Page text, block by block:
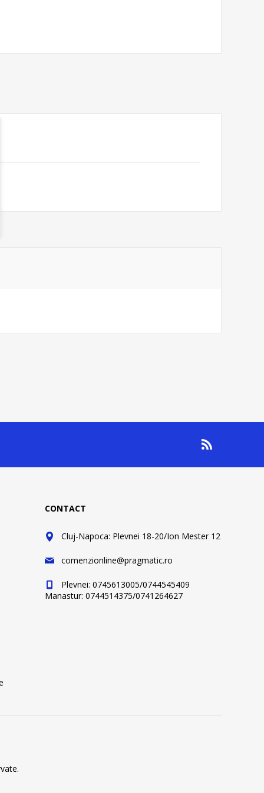
CONTACT
Cluj-Napoca: Plevnei 18-20/Ion Mester 12
comenzionline@pragmatic.ro
Plevnei: 0745613005/0744545409
Manastur: 0744514375/0741264627